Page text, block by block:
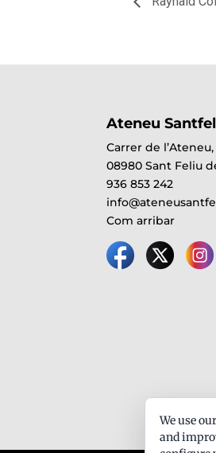
Ateneu
Carrer de l’Ateneu,
08980 Sant Feliu
936 853 242
Com arribar
We use
and